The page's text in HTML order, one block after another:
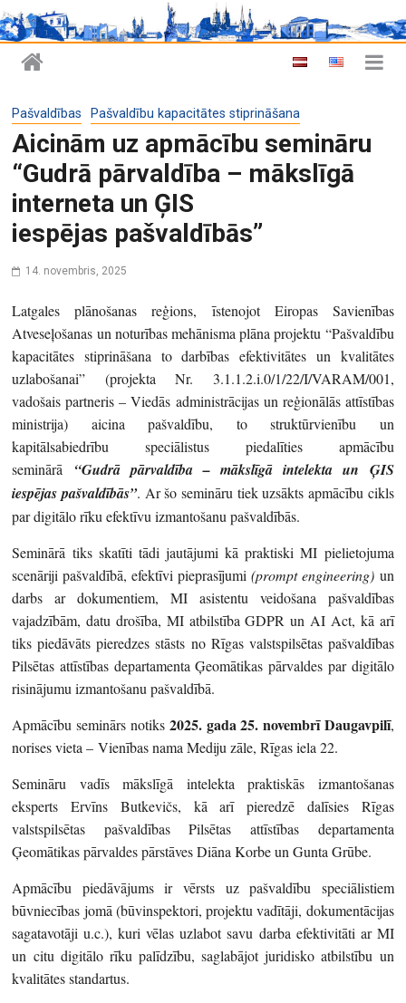
Pašvaldības Pašvaldību kapacitātes stiprināšana
Aicinām uz apmācību semināru
“Gudrā pārvaldība – mākslīgā
interneta un ĢIS
iespējas pašvaldībās”
14. novembris, 2025
Latgales plānošanas reģions, īstenojot Eiropas Savienības
Atveseļošanas un noturības mehānisma plāna projektu “Pašvaldību
kapacitātes stiprināšana to darbības efektivitātes un kvalitātes
uzlabošanai” (projekta Nr. 3.1.1.2.i.0/1/22/I/VARAM/001,
vadošais partneris – Viedās administrācijas un reģionālās attīstības
ministrija) aicina pašvaldību, to struktūrvienību un
kapitālsabiedrību speciālistus piedalīties apmācību
seminārā “Gudrā pārvaldība – mākslīgā intelekta un ĢIS
iespējas pašvaldībās”. Ar šo semināru tiek uzsākts apmācību cikls
par digitālo rīku efektīvu izmantošanu pašvaldībās.
Seminārā tiks skatīti tādi jautājumi kā praktiski MI pielietojuma
scenāriji pašvaldībā, efektīvi pieprasījumi (prompt engineering)un
darbs ar dokumentiem, MI asistentu veidošana pašvaldības
vajadzībām, datu drošība, MI atbilstība GDPR un AI Act, kā arī
tiks piedāvāts pieredzes stāsts no Rīgas valstspilsētas pašvaldības
Pilsētas attīstības departamenta Ģeomātikas pārvaldes par digitālo
risinājumu izmantošanu pašvaldībā.
Apmācību seminārs notiks2025. gada 25. novembrī Daugavpilī,
norises vieta – Vienības nama Mediju zāle, Rīgas iela 22.
Semināru vadīs mākslīgā intelekta praktiskās izmantošanas
eksperts Ervīns Butkevičs, kā arī pieredzē dalīsies Rīgas
valstspilsētas pašvaldības Pilsētas attīstības departamenta
Ģeomātikas pārvaldes pārstāves Diāna Korbe un Gunta Grūbe.
Apmācību piedāvājums ir vērsts uz pašvaldību speciālistiem
būvniecības jomā (būvinspektori, projektu vadītāji, dokumentācijas
sagatavotāji u.c.), kuri vēlas uzlabot savu darba efektivitāti ar MI
un citu digitālo rīku palīdzību, saglabājot juridisko atbilstību un
kvalitātes standartus.